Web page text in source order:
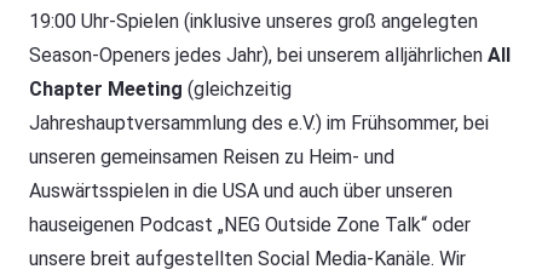
19:00 Uhr-Spielen (inklusive unseres groß angelegten
Season-Openers jedes Jahr), bei unserem alljährlichen All
Chapter Meeting (gleichzeitig
Jahreshauptversammlung des e.V.) im Frühsommer, bei
unseren gemeinsamen Reisen zu Heim- und
Auswärtsspielen in die USA und auch über unseren
hauseigenen Podcast „NEG Outside Zone Talk“ oder
unsere breit aufgestellten Social Media-Kanäle. Wir